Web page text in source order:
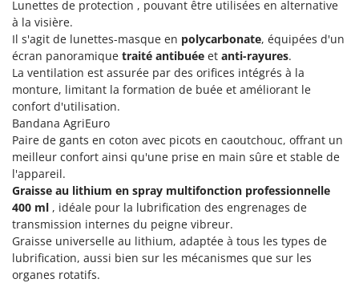
Royal Food
Ryobi
S
S.T.P.
Santos
Sbaraglia
Schnitzer
Seven Italy
Shark
Silky
Simatech
Sirman
Lunettes de protection , pouvant être utilisées en alternative
à la visière.
Il s'agit de lunettes-masque en polycarbonate, équipées d'un
écran panoramique traité antibuée et anti-rayures.
La ventilation est assurée par des orifices intégrés à la
monture, limitant la formation de buée et améliorant le
confort d'utilisation.
Bandana AgriEuro
Paire de gants en coton avec picots en caoutchouc, offrant un
meilleur confort ainsi qu'une prise en main sûre et stable de
l'appareil.
Graisse au lithium en spray multifonction professionnelle
400 ml , idéale pour la lubrification des engrenages de
transmission internes du peigne vibreur.
Graisse universelle au lithium, adaptée à tous les types de
lubrification, aussi bien sur les mécanismes que sur les
organes rotatifs.